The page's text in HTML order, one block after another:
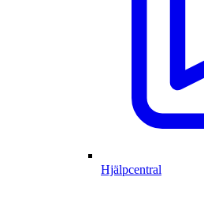
Hjälpcentral